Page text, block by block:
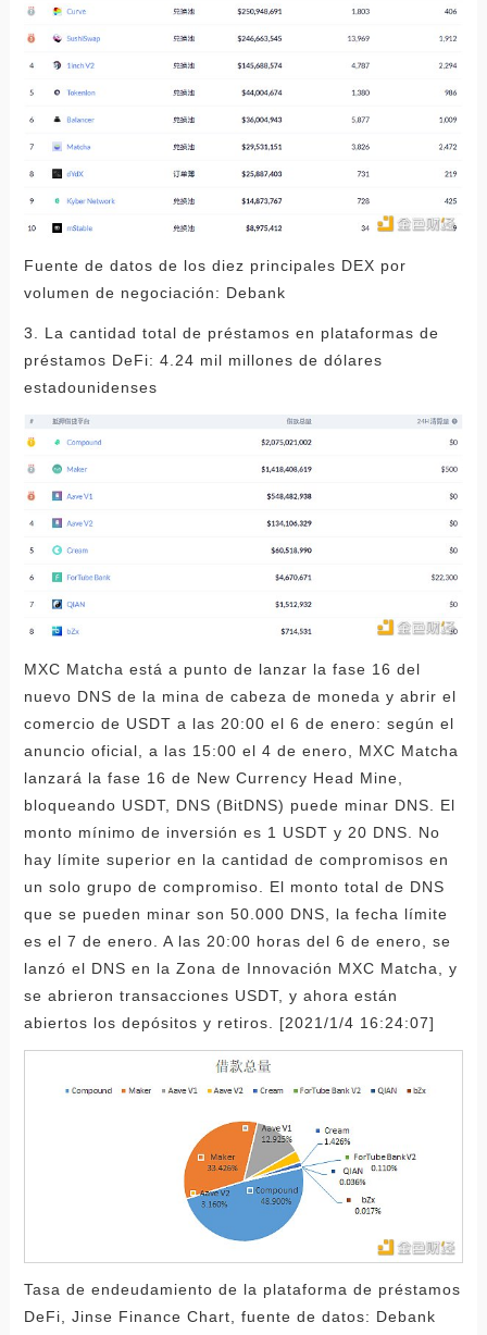
Fuente de datos de los diez principales DEX por
volumen de negociación: Debank
3. La cantidad total de préstamos en plataformas de
préstamos DeFi: 4.24 mil millones de dólares
estadounidenses
MXC Matcha está a punto de lanzar la fase 16 del
nuevo DNS de la mina de cabeza de moneda y abrir el
comercio de USDT a las 20:00 el 6 de enero: según el
anuncio oficial, a las 15:00 el 4 de enero, MXC Matcha
lanzará la fase 16 de New Currency Head Mine,
bloqueando USDT, DNS (BitDNS) puede minar DNS. El
monto mínimo de inversión es 1 USDT y 20 DNS. No
hay límite superior en la cantidad de compromisos en
un solo grupo de compromiso. El monto total de DNS
que se pueden minar son 50.000 DNS, la fecha límite
es el 7 de enero. A las 20:00 horas del 6 de enero, se
lanzó el DNS en la Zona de Innovación MXC Matcha, y
se abrieron transacciones USDT, y ahora están
abiertos los depósitos y retiros. [2021/1/4 16:24:07]
Tasa de endeudamiento de la plataforma de préstamos
DeFi, Jinse Finance Chart, fuente de datos: Debank